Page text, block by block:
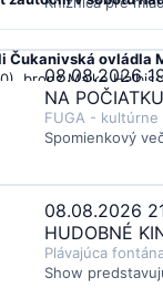
Čukanivská ovládla
bronz Maike
všetky tepelné
a energiu.
uvoľnenie
stabilizovať
08.08.2026
NA
FUGA -
Spomienkový
08.08.2026
HUDOBNÉ
Plávajúca
Show